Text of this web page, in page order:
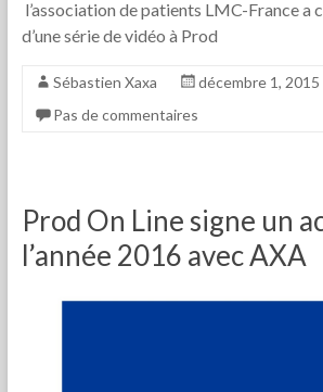
l’association de patients LMC-France a
d’une série de vidéo à Prod
Sébastien Xaxa décembre 1, 2015
Pas de commentaires
Prod On Line signe un
l’année 2016 avec AXA